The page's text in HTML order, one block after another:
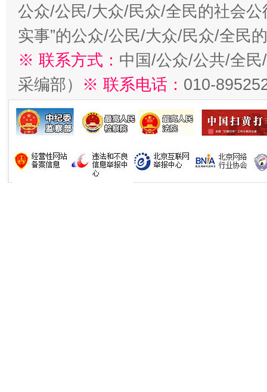
公众/公民/大众/民众/全民的社会公
实事”的公众/公民/大众/民众/全民
※ 联系方式： 中国/公众/公共/全
采编部） ※ 联系电话： 010-